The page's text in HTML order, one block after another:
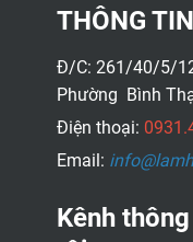
THÔNG
Đ/C: 261/40/5/
Phường Bình
Điện thoại:
Email:
Kênh